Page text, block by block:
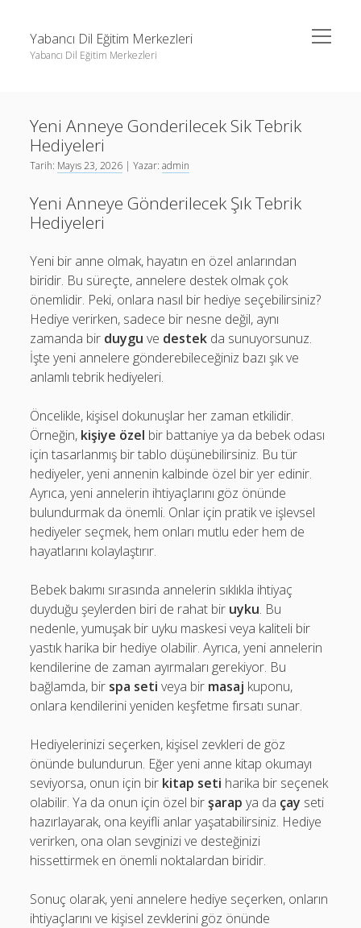
Yabancı Dil Eğitim Merkezleri
Yabancı Dil Eğitim Merkezleri
menüyü
aç
Liste
Sayfa Listesi
Threads Beğeni Çoğaltma Bedava
Instagram Gizli Profil Görme
Sayfa Listesi
Threads Beğeni Çoğaltma Bedava
Yeni Anneye Gonderilecek Sik Tebrik
Hediyeleri
Tarih: Mayıs 23, 2026 | Yazar:admin
Yeni Anneye Gönderilecek Şık Tebrik
Hediyeleri
Yeni bir anne olmak, hayatın en özel anlarından
biridir. Bu süreçte, annelere destek olmak çok
önemlidir. Peki, onlara nasıl bir hediye seçebilirsiniz?
Hediye verirken, sadece bir nesne değil, aynı
zamanda bir duygu ve destek da sunuyorsunuz.
İşte yeni annelere gönderebileceğiniz bazı şık ve
anlamlı tebrik hediyeleri.
Öncelikle, kişisel dokunuşlar her zaman etkilidir.
Örneğin, kişiye özel bir battaniye ya da bebek odası
için tasarlanmış bir tablo düşünebilirsiniz. Bu tür
hediyeler, yeni annenin kalbinde özel bir yer edinir.
Ayrıca, yeni annelerin ihtiyaçlarını göz önünde
bulundurmak da önemli. Onlar için pratik ve işlevsel
hediyeler seçmek, hem onları mutlu eder hem de
hayatlarını kolaylaştırır.
Bebek bakımı sırasında annelerin sıklıkla ihtiyaç
duyduğu şeylerden biri de rahat bir uyku. Bu
nedenle, yumuşak bir uyku maskesi veya kaliteli bir
yastık harika bir hediye olabilir. Ayrıca, yeni annelerin
kendilerine de zaman ayırmaları gerekiyor. Bu
bağlamda, bir spa seti veya bir masaj kuponu,
onlara kendilerini yeniden keşfetme fırsatı sunar.
Hediyelerinizi seçerken, kişisel zevkleri de göz
önünde bulundurun. Eğer yeni anne kitap okumayı
seviyorsa, onun için bir kitap seti harika bir seçenek
olabilir. Ya da onun için özel birşarap ya da çay seti
hazırlayarak, ona keyifli anlar yaşatabilirsiniz. Hediye
verirken, ona olan sevginizi ve desteğinizi
hissettirmek en önemli noktalardan biridir.
Sonuç olarak, yeni annelere hediye seçerken, onların
ihtiyaçlarını ve kişisel zevklerini göz önünde